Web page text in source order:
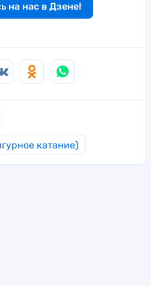
на нас в Дзене!
катание)